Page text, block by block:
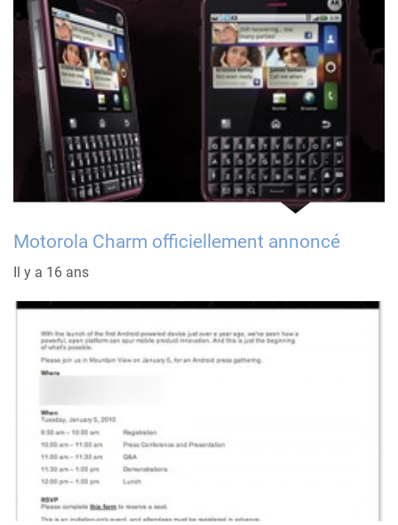
Motorola Charm officiellement annoncé
Il y a 16 ans